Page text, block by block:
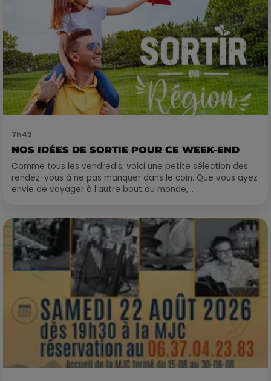
7h42
NOS IDÉES DE SORTIE POUR CE WEEK-END
Comme tous les vendredis, voici une petite sélection des
rendez-vous à ne pas manquer dans le coin. Que vous ayez
envie de voyager à l'autre bout du monde,...